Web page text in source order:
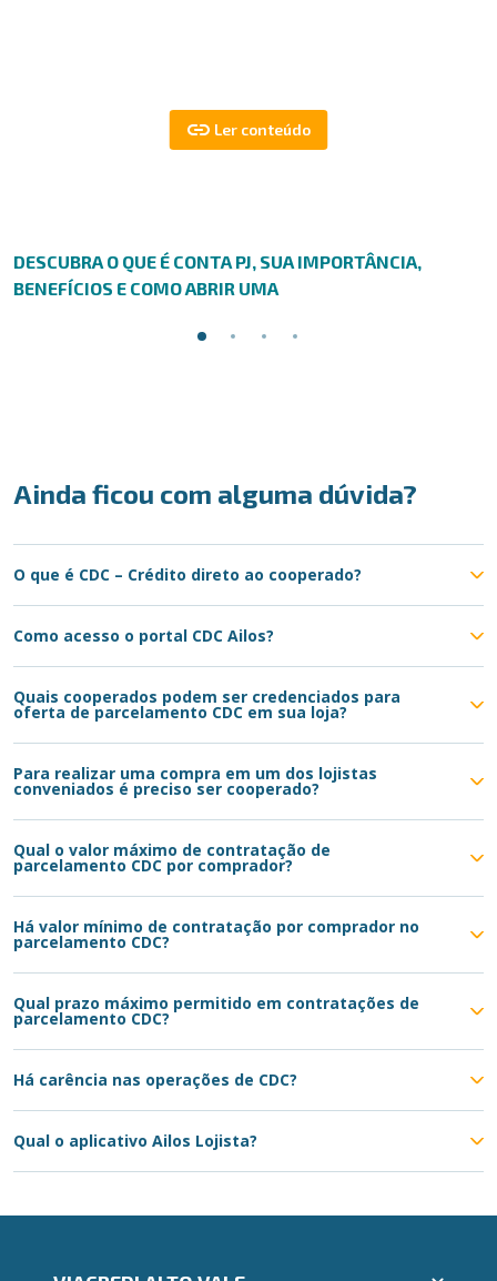
DESCUBRA O QUE É CONTA PJ, SUA IMPORTÂNCIA,
BENEFÍCIOS E COMO ABRIR UMA
Ainda ficou com alguma dúvida?
O que é CDC – Crédito direto ao cooperado?
Como acesso o portal CDC Ailos?
Quais cooperados podem ser credenciados para
oferta de parcelamento CDC em sua loja?
Para realizar uma compra em um dos lojistas
conveniados é preciso ser cooperado?
Qual o valor máximo de contratação de
parcelamento CDC por comprador?
Há valor mínimo de contratação por comprador no
parcelamento CDC?
Qual prazo máximo permitido em contratações de
parcelamento CDC?
Há carência nas operações de CDC?
Qual o aplicativo Ailos Lojista?